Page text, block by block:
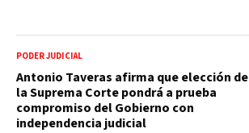
PODER JUDICIAL
Antonio Taveras afirma que elección de
la Suprema Corte pondrá a prueba
compromiso del Gobierno con
independencia judicial